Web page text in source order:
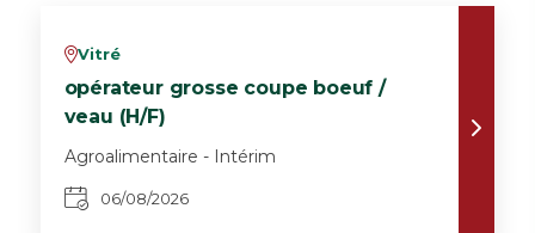
vVitré
opérateur grosse coupe boeuf /
veau (H/F)
Agroalimentaire - Intérim
06/08/2026